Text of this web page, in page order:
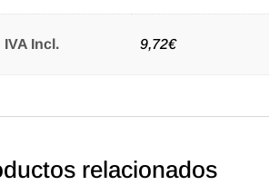
IVA Incl. 9,72€
relacionados